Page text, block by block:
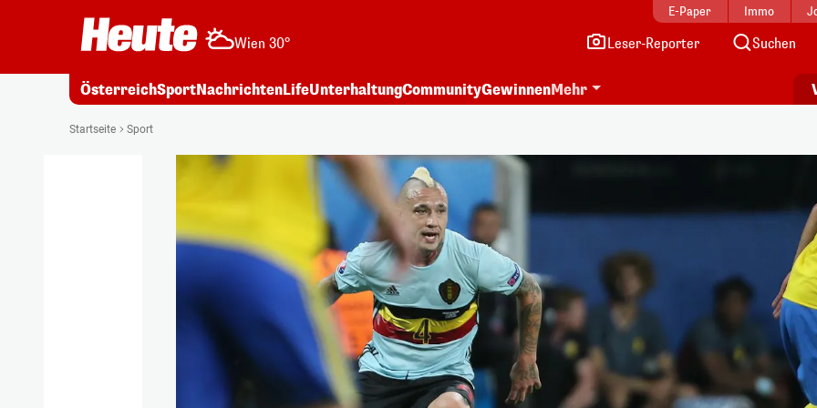
E-Paper Immo
Wien 30° Leser-Reporter Suchen
ÖsterreichSportNachrichtenLifeUnterhaltungCommunityGewinnenMehr
Startseite Sport